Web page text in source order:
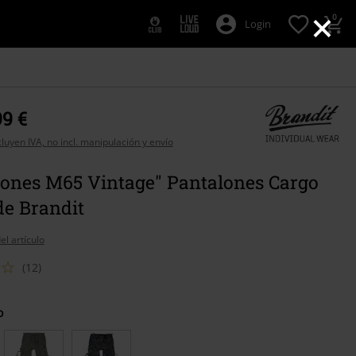
×
Login 0
€
IVA, no incl. manipulación y envío
M65 Vintage" Pantalones Cargo
Brandit
artículo
(12)